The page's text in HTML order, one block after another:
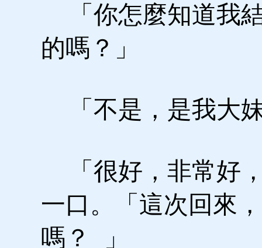
「你怎麼知道我
的嗎？」
「不是，是我大
「很好，非常好
一口。「這次回來
嗎？ 」